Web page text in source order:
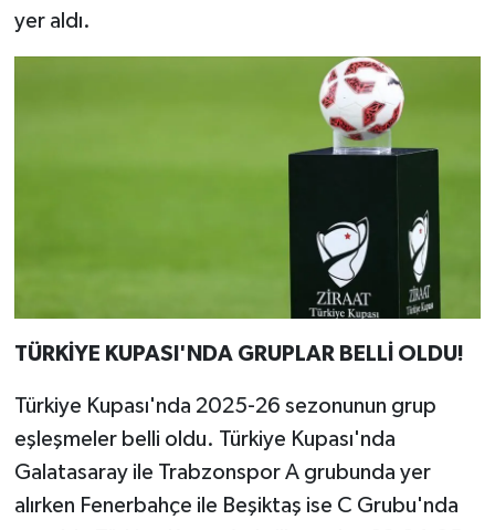
yer aldı.
TÜRKİYE KUPASI'NDA GRUPLAR BELLİ OLDU!
Türkiye Kupası'nda 2025-26 sezonunun grup
eşleşmeler belli oldu. Türkiye Kupası'nda
Galatasaray ile Trabzonspor A grubunda yer
alırken Fenerbahçe ile Beşiktaş ise C Grubu'nda